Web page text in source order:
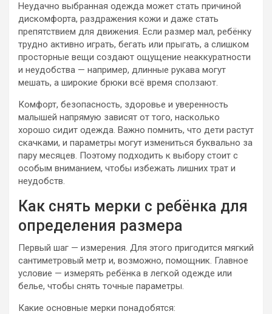
Неудачно выбранная одежда может стать причиной
дискомфорта, раздражения кожи и даже стать
препятствием для движения. Если размер мал, ребёнку
трудно активно играть, бегать или прыгать, а слишком
просторные вещи создают ощущение неаккуратности
и неудобства — например, длинные рукава могут
мешать, а широкие брюки всё время сползают.
Комфорт, безопасность, здоровье и уверенность
малышей напрямую зависят от того, насколько
хорошо сидит одежда. Важно помнить, что дети растут
скачками, и параметры могут измениться буквально за
пару месяцев. Поэтому подходить к выбору стоит с
особым вниманием, чтобы избежать лишних трат и
неудобств.
Как снять мерки с ребёнка для
определения размера
Первый шаг — измерения. Для этого пригодится мягкий
сантиметровый метр и, возможно, помощник. Главное
условие — измерять ребёнка в легкой одежде или
белье, чтобы снять точные параметры.
Какие основные мерки понадобятся: